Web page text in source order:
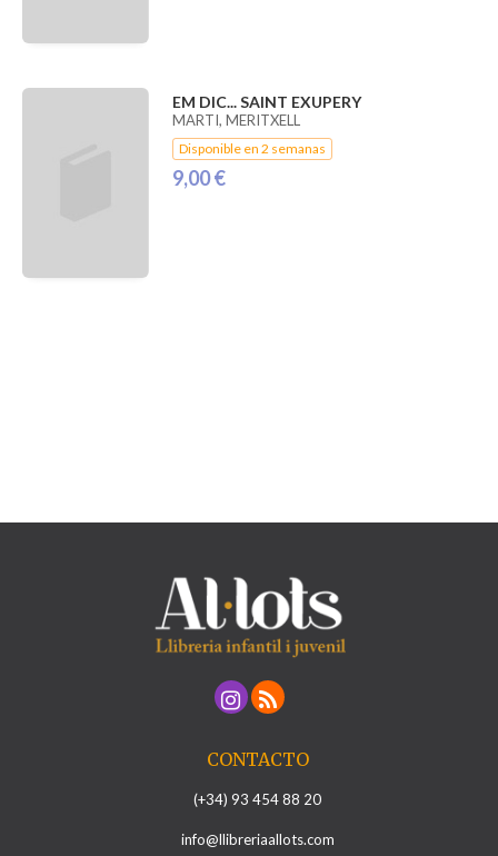
EM DIC... SAINT EXUPERY
MARTI, MERITXELL
Disponible en 2 semanas
9,00 €
CONTACTO
(+34) 93 454 88 20
info@llibreriaallots.com